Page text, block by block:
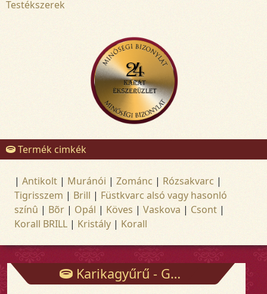
Testékszerek
Termék cimkék
| Antikolt | Muránói | Zománc | Rózsakvarc |
Tigrisszem | Brill | Füstkvarc alsó vagy hasonló
színû | Bõr | Opál | Köves | Vaskova | Csont |
Korall BRILL | Kristály | Korall
Karikagyűrű - Gyűrűk - Arany és ezüst ékszerek